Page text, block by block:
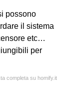
possono
il sistema
etc…
per
completa su homify.it